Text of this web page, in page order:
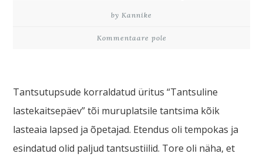
by Kannike
Kommentaare pole
Tantsutupsude korraldatud üritus “Tantsuline
lastekaitsepäev” tõi muruplatsile tantsima kõik
lasteaia lapsed ja õpetajad. Etendus oli tempokas ja
esindatud olid paljud tantsustiilid. Tore oli näha, et